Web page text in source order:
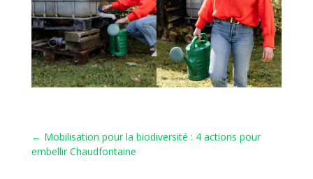
← Mobilisation pour la biodiversité : 4 actions pour
embellir Chaudfontaine